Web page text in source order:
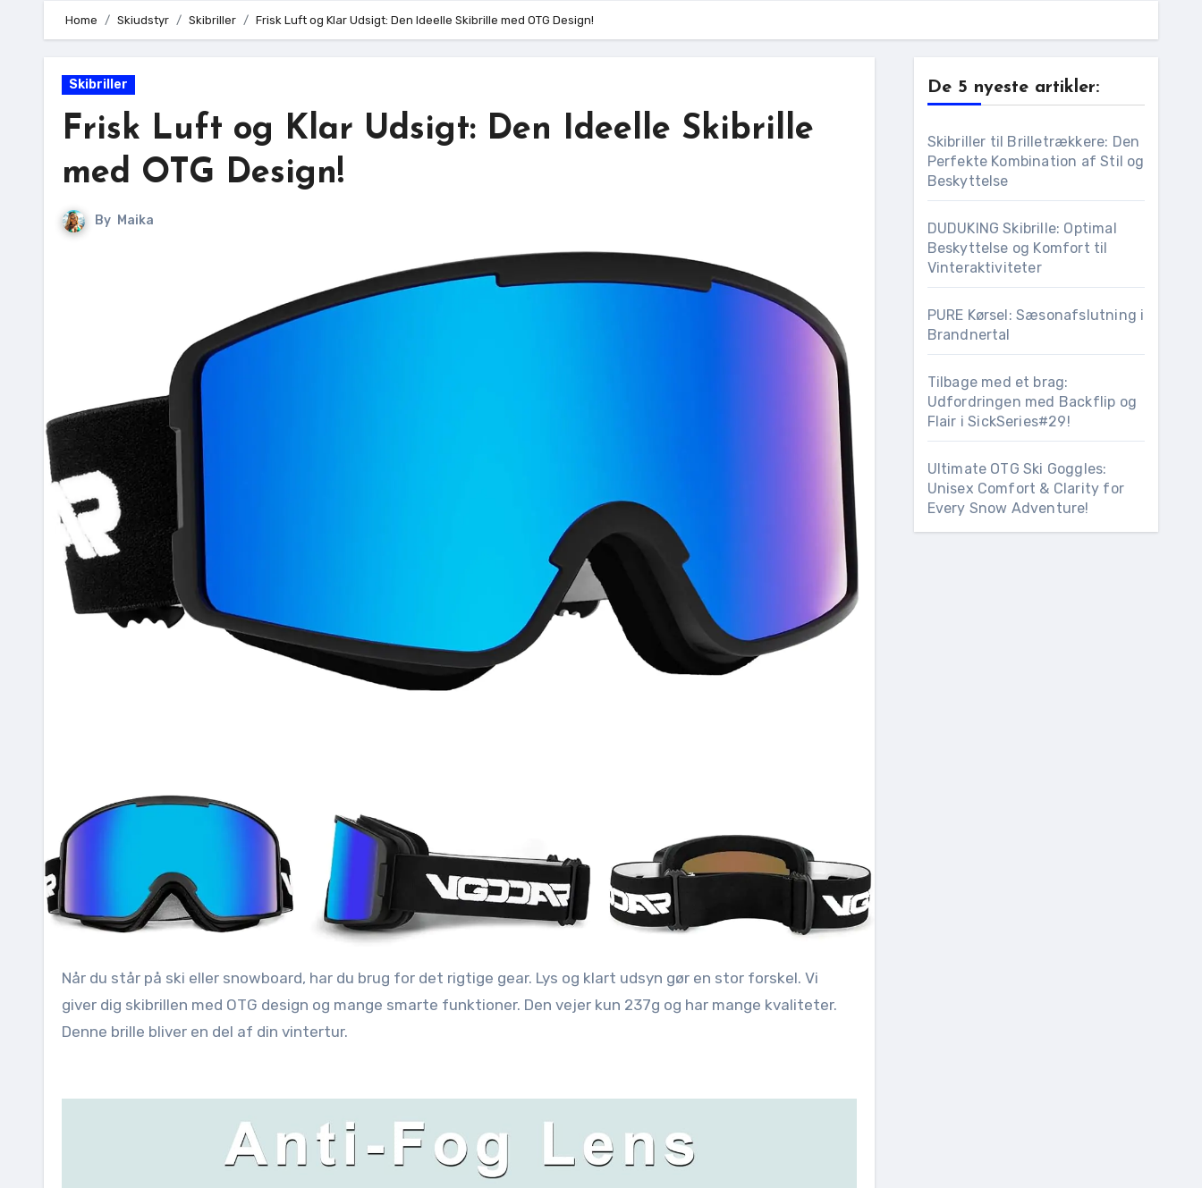
Home Skiudstyr Skibriller Frisk Luft og Klar Udsigt: Den Ideelle Skibrille med OTG Design!
Skibriller
Frisk Luft og Klar Udsigt: Den Ideelle Skibrille
med OTG Design!
By Maika
Når du står på ski eller snowboard, har du brug for det rigtige gear. Lys og klart udsyn gør en stor forskel. Vi
giver dig skibrillen med OTG design og mange smarte funktioner. Den vejer kun 237g og har mange kvaliteter.
Denne brille bliver en del af din vintertur.
De 5 nyeste artikler:
Skibriller til Brilletrækkere: Den
Perfekte Kombination af Stil og
Beskyttelse
DUDUKING Skibrille: Optimal
Beskyttelse og Komfort til
Vinteraktiviteter
PURE Kørsel: Sæsonafslutning i
Brandnertal
Tilbage med et brag:
Udfordringen med Backflip og
Flair i SickSeries#29!
Ultimate OTG Ski Goggles:
Unisex Comfort & Clarity for
Every Snow Adventure!